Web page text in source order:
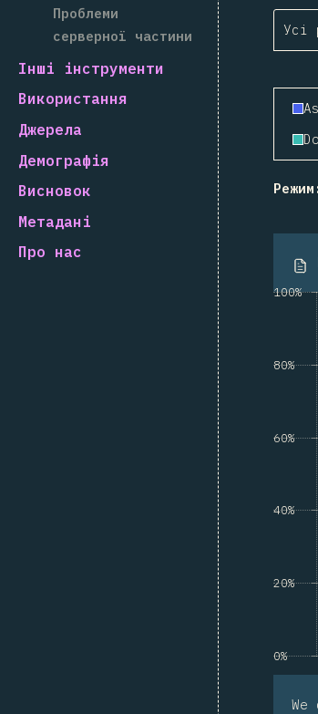
Проблеми
серверної частини
Інші інструменти
Використання
Джерела
Демографія
Висновок
Метадані
Про нас
Усі
0%
20%
40%
60%
80%
100%